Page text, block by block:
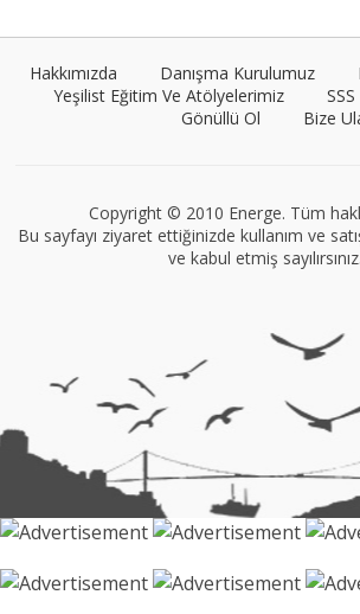
Tüm yazıları görüntüle
Naz Kural
Tüm yazıları görüntüle
Hakkımızda Danışma Kurulumuz
Yeşilist Eğitim Ve Atölyelerimiz
SSS
Gönüllü Ol
Bize
Copyright © 2010 Energe. Tüm
Bu sayfayı ziyaret ettiğinizde kullanım ve
ve kabul etmiş sayılırsınız.